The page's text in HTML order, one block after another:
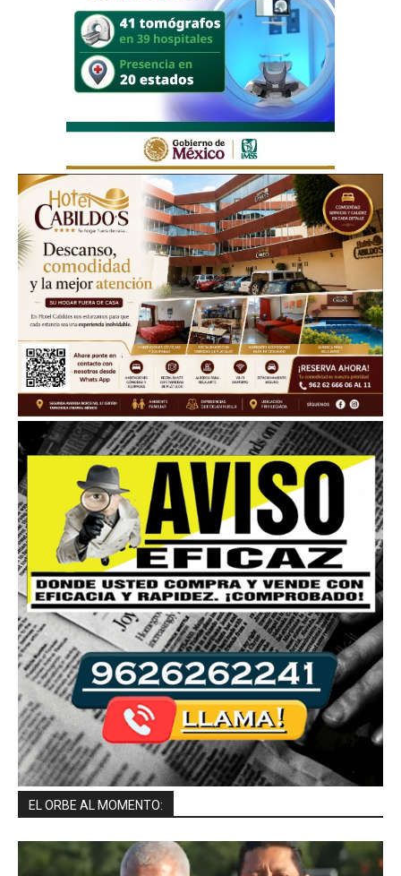
EL ORBE AL MOMENTO: